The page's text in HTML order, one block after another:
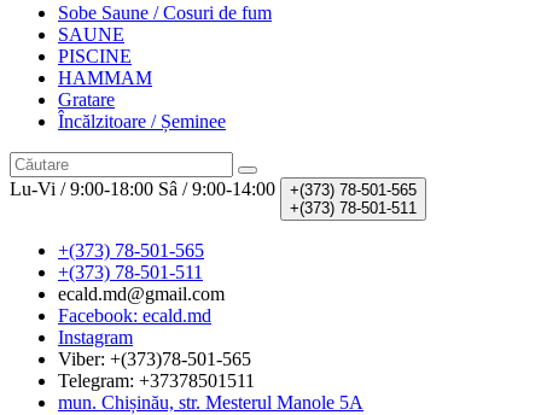
Sobe Saune / Cosuri de fum
SAUNE
PISCINE
HAMMAM
Gratare
Încălzitoare / Șeminee
Lu-Vi / 9:00-18:00 Sâ / 9:00-14:00 +(373) 78-501-565
+(373) 78-501-511
+(373) 78-501-565
+(373) 78-501-511
ecald.md@gmail.com
Facebook: ecald.md
Instagram
Viber: +(373)78-501-565
Telegram: +37378501511
mun. Chișinău, str. Mesterul Manole 5A